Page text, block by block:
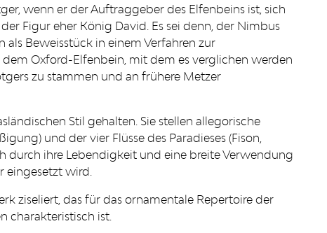
wenn er der Auftraggeber des Elfenbeins ist, sich
Figur eher König David. Es sei denn, der Nimbus
Beweisstück in einem Verfahren zur
Oxford-Elfenbein, mit dem es verglichen werden
zu stammen und an frühere Metzer
Stil gehalten. Sie stellen allegorische
und der vier Flüsse des Paradieses (Fison,
durch ihre Lebendigkeit und eine breite Verwendung
eingesetzt wird.
ziseliert, das für das ornamentale Repertoire der
charakteristisch ist.